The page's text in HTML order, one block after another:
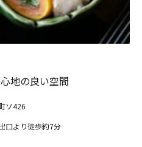
地の良い空間
ソ426
口より徒歩約7分